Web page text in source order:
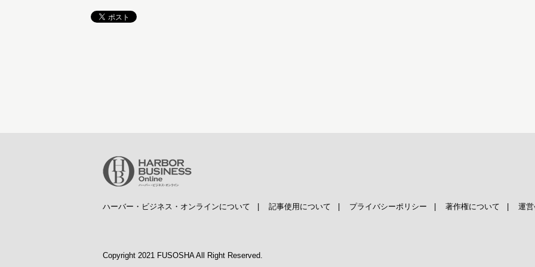
ハーバー・ビジネス・オンラインについて 記事使用について プライバシーポリシー 著作権について 運
Copyright 2021 FUSOSHA All Right Reserved.